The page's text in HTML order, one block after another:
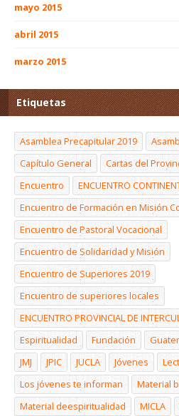
mayo 2015
abril 2015
marzo 2015
Etiquetas
Asamblea Precapitular 2019
Capítulo General
Cartas del
Encuentro
ENCUENTRO
Encuentro de Formación en Misión
Encuentro de Pastoral Vocacional
Encuentro de Solidaridad y Misión
Encuentro de Superiores 2019
Encuentro de superiores locales
ENCUENTRO PROVINCIAL DE
Espiritualidad
Fundación
JMJ
JPIC JUCLA Jóvenes
Los jóvenes te informan
Material
Material deespiritualidad
MICLA